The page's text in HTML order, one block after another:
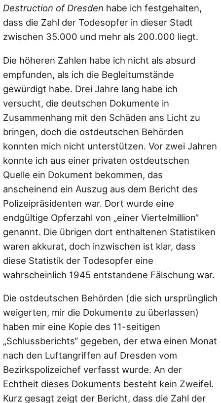
Destruction of Dresden habe ich festgehalten,
dass die Zahl der Todesopfer in dieser Stadt
zwischen 35.000 und mehr als 200.000 liegt.
Die höheren Zahlen habe ich nicht als absurd
empfunden, als ich die Begleitumstände
gewürdigt habe. Drei Jahre lang habe ich
versucht, die deutschen Dokumente in
Zusammenhang mit den Schäden ans Licht zu
bringen, doch die ostdeutschen Behörden
konnten mich nicht unterstützen. Vor zwei Jahren
konnte ich aus einer privaten ostdeutschen
Quelle ein Dokument bekommen, das
anscheinend ein Auszug aus dem Bericht des
Polizeipräsidenten war. Dort wurde eine
endgültige Opferzahl von „einer Viertelmillion“
genannt. Die übrigen dort enthaltenen Statistiken
waren akkurat, doch inzwischen ist klar, dass
diese Statistik der Todesopfer eine
wahrscheinlich 1945 entstandene Fälschung war.
Die ostdeutschen Behörden (die sich ursprünglich
weigerten, mir die Dokumente zu überlassen)
haben mir eine Kopie des 11-seitigen
„Schlussberichts“ gegeben, der etwa einen Monat
nach den Luftangriffen auf Dresden vom
Bezirkspolizeichef verfasst wurde. An der
Echtheit dieses Dokuments besteht kein Zweifel.
Kurz gesagt zeigt der Bericht, dass die Zahl der